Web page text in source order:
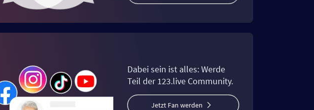
Dabei sein ist alles: Werde
Teil der 123.live Community.
Jetzt Fan werden